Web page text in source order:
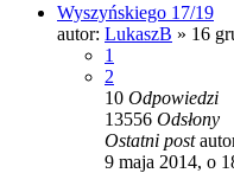
Wyszyńskiego 17/19
autor: LukaszB » 16
1
2
10 Odpowiedzi
13556 Odsłony
Ostatni post
9 maja 2014, o